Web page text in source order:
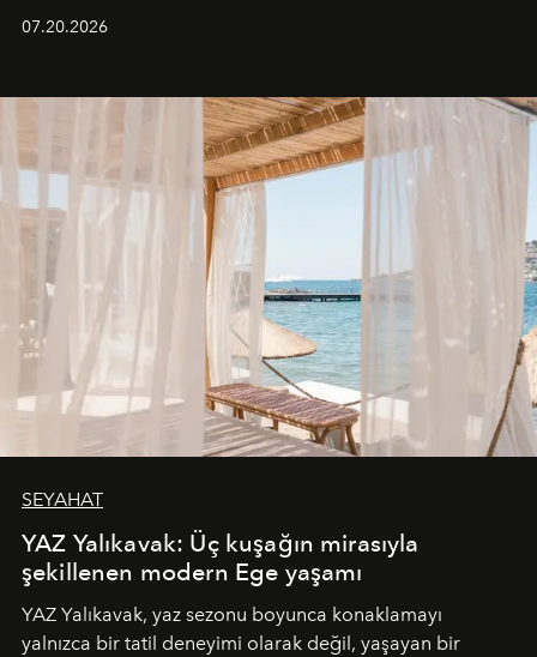
07.20.2026
SEYAHAT
YAZ Yalıkavak: Üç kuşağın mirasıyla
şekillenen modern Ege yaşamı
YAZ Yalıkavak, yaz sezonu boyunca konaklamayı
yalnızca bir tatil deneyimi olarak değil, yaşayan bir